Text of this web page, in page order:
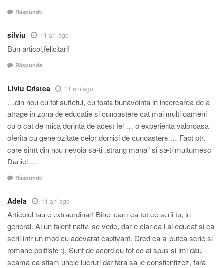
Răspunde
silviu 11 ani ago
Bun articol,felicitari!
Răspunde
Liviu Cristea 11 ani ago
…din nou cu tot sufletul, cu toata bunavointa in incercarea de a
atrage in zona de educatie si cunoastere cat mai multi oameni
cu o cat de mica dorinta de acest fel … o experienta valoroasa
oferita cu generozitate celor dornici de cunoastere … Fapt ptr.
care simt din nou nevoia sa-ti „strang mana” si sa-ti multumesc
Daniel …
Răspunde
Adela 11 ani ago
Articolul tau e extraordinar! Bine, cam ca tot ce scrii tu, in
general. Ai un talent nativ, se vede, dar e clar ca l-ai educat si ca
scrii intr-un mod cu adevarat captivant. Cred ca ai putea scrie si
romane politiste :). Sunt de acord cu tot ce ai spus si imi dau
seama ca stiam unele lucruri dar fara sa le constientizez, fara